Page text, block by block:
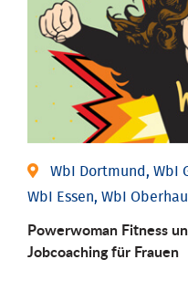
WbI Dortmund, WbI
WbI Essen, WbI
Powerwoman Fitness
Job­coaching für Frauen